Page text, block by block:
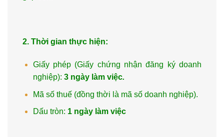
2. Thời gian thực hiện:
Giấy phép (Giấy chứng nhận đăng ký doanh
nghiệp): 3 ngày làm việc.
Mã số thuế (đồng thời là mã số doanh nghiệp).
Dấu tròn: 1 ngày làm việc